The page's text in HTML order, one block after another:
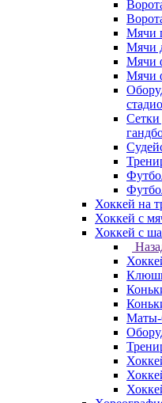
Мячи
Мячи
Мячи
Мячи
Хоккей на
Хоккей с
Хоккей с
Маты-